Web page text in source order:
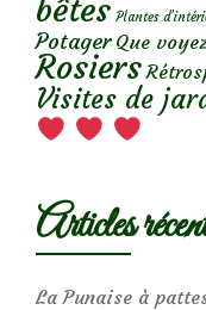
bêtes Plantes
Potager Que
Rosiers
Visites de
Articles
La Punaise à